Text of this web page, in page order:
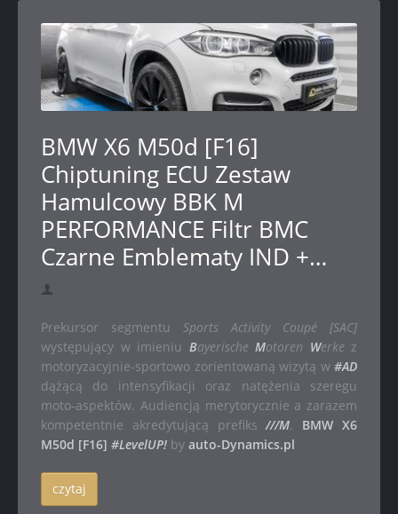
BMW X6 M50d [F16]
Chiptuning ECU Zestaw
Hamulcowy BBK M
PERFORMANCE Filtr BMC
Czarne Emblematy IND +…
Prekursor segmentu Sports Activity Coupé [SAC]
występujący w imieniu Bayerische Motoren Werke z
motoryzacyjnie-sportowo zorientowaną wizytą w #AD
dążącą do intensyfikacji oraz natężenia szeregu
moto-aspektów. Audiencją merytorycznie a zarazem
kompetentnie akredytującą prefiks ///M. BMW X6
M50d [F16] #LevelUP! by auto-Dynamics.pl
czytaj